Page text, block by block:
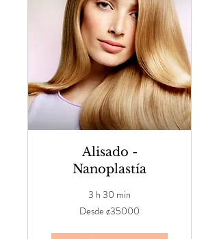
Alisado -
Nanoplastía
3 h 30 min
Desde ¢35000